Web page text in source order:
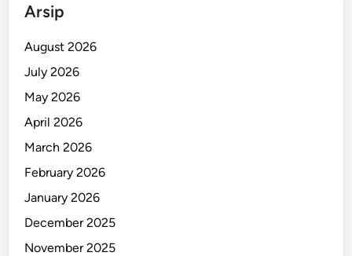
Arsip
August 2026
July 2026
May 2026
April 2026
March 2026
February 2026
January 2026
December 2025
November 2025